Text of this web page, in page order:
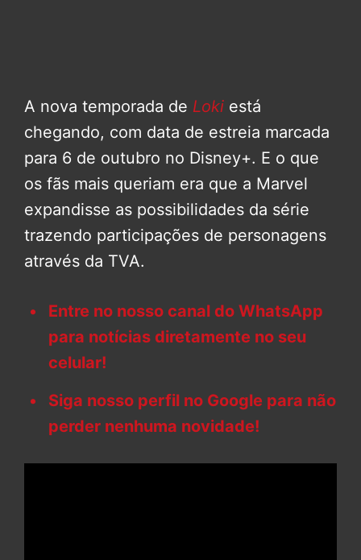
A nova temporada de Loki está
chegando, com data de estreia marcada
para 6 de outubro no Disney+. E o que
os fãs mais queriam era que a Marvel
expandisse as possibilidades da série
trazendo participações de personagens
através da TVA.
Entre no nosso canal do WhatsApp
para notícias diretamente no seu
celular!
Siga nosso perfil no Google para não
perder nenhuma novidade!